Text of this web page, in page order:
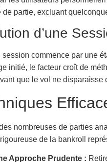
de partie, excluant
d’une
session commence par une
initié, le facteur croît de
que le vol ne disparaisse
nombreuses de parties
de la bankroll
Approche Prudente :